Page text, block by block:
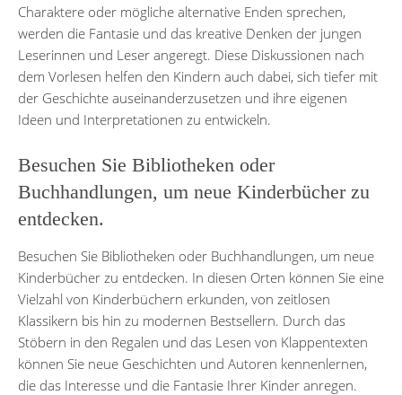
Charaktere oder mögliche alternative Enden sprechen,
werden die Fantasie und das kreative Denken der jungen
Leserinnen und Leser angeregt. Diese Diskussionen nach
dem Vorlesen helfen den Kindern auch dabei, sich tiefer mit
der Geschichte auseinanderzusetzen und ihre eigenen
Ideen und Interpretationen zu entwickeln.
Besuchen Sie Bibliotheken oder
Buchhandlungen, um neue Kinderbücher zu
entdecken.
Besuchen Sie Bibliotheken oder Buchhandlungen, um neue
Kinderbücher zu entdecken. In diesen Orten können Sie eine
Vielzahl von Kinderbüchern erkunden, von zeitlosen
Klassikern bis hin zu modernen Bestsellern. Durch das
Stöbern in den Regalen und das Lesen von Klappentexten
können Sie neue Geschichten und Autoren kennenlernen,
die das Interesse und die Fantasie Ihrer Kinder anregen.